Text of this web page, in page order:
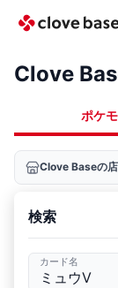
Clove
ポケ
Clove Baseの
検索
カード名